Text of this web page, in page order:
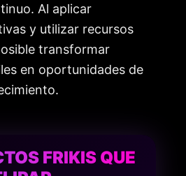
Al aplicar
y utilizar recursos
transformar
en oportunidades de
FRIKIS QUE